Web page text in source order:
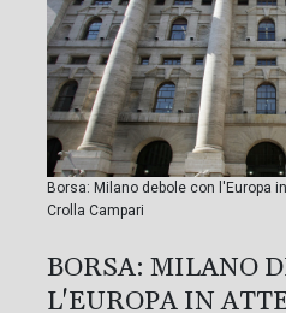
Borsa: Milano debole con l'Europa
Crolla Campari
BORSA: MILANO
L'EUROPA IN